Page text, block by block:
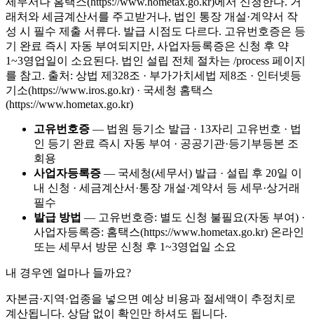
래처와 세금계산서를 주고받거나, 법인 통장 개설·계약서 작
성 시 필수 제출 서류다. 발급 시점도 다르다. 고유번호증은 등
기 완료 즉시 자동 부여되지만, 사업자등록증은 신청 후 약
1~3영업일이 소요된다. 법인 설립 전체 절차는 /process 페이지
를 참고. 출처: 상법 제328조 · 부가가치세법 제8조 · 인터넷등
기소(https://www.iros.go.kr) · 국세청 홈택스
(https://www.hometax.go.kr)
고유번호증 — 법원 등기소 발급 · 13자리 고유번호 · 법
인 등기 완료 즉시 자동 부여 · 공공기관·등기부등본 조
회용
사업자등록증 — 국세청(세무서) 발급 · 설립 후 20일 이
내 신청 · 세금계산서·통장 개설·계약서 등 세무·상거래
필수
발급 방법 — 고유번호증: 별도 신청 불필요(자동 부여) ·
사업자등록증: 홈택스(https://www.hometax.go.kr) 온라인
또는 세무서 방문 신청 후 1~3영업일 소요
내 경우엔 얼마나 들까요?
자본금·지역·업종을 넣으면 예상 비용과 절세액이 추정치로
계산됩니다. 상담 없이 확인만 하셔도 됩니다.